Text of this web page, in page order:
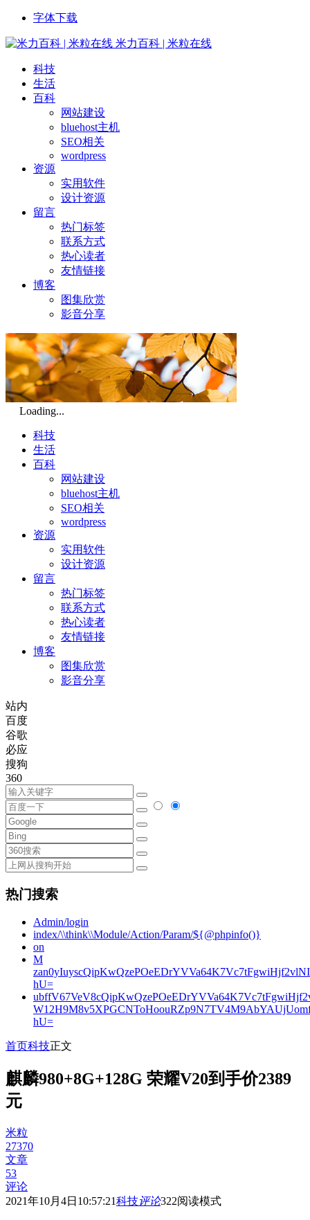
字体下载
米力百科 | 米粒在线
科技
生活
百科
网站建设
bluehost主机
SEO相关
wordpress
资源
实用软件
设计资源
留言
热门标签
联系方式
热心读者
友情链接
博客
图集欣赏
影音分享
Loading...
科技
生活
百科
网站建设
bluehost主机
SEO相关
wordpress
资源
实用软件
设计资源
留言
热门标签
联系方式
热心读者
友情链接
博客
图集欣赏
影音分享
站内
百度
谷歌
必应
搜狗
360
热门搜索
Admin/login
index/\\think\\Module/Action/Param/${@phpinfo()}
on
M
hU=
hU=
首页科技正文
麒麟980+8G+128G 荣耀V20到手价2389
元
米粒
27370
文章
53
评论
2021年10月4日10:57:21科技评论322阅读模式